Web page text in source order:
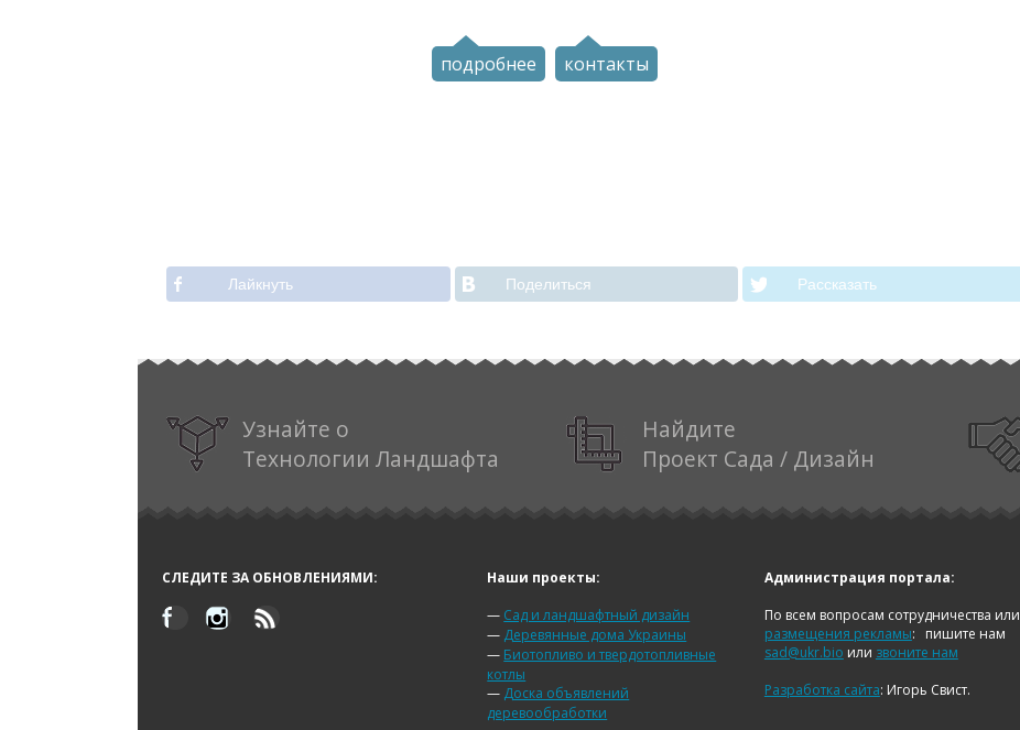
подробнее контакты
Лайкнуть Поделиться Рассказать
Узнайте о
Технологии Ландшафта
Найдите
Проект Сада / Дизайн
СЛЕДИТЕ ЗА ОБНОВЛЕНИЯМИ:
Наши проекты:
— Сад и ландшафтный дизайн
— Деревянные дома Украины
— Биотопливо и твердотопливные
котлы
— Доска объявлений
деревообработки
Администрация портала:
По всем вопросам сотрудничества или
размещения рекламы:
пишите нам
sad@ukr.bio или звоните нам
Разработка сайта: Игорь Свист.